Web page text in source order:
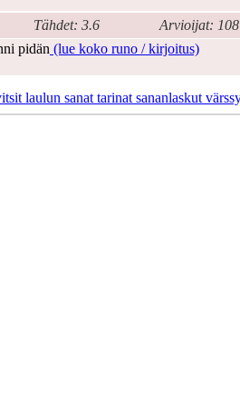
Tähdet: 3.6 Arvioijat: 108
pidän (lue koko runo / kirjoitus)